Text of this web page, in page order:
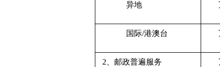
异地
国际/港澳台
2、邮政普遍服务